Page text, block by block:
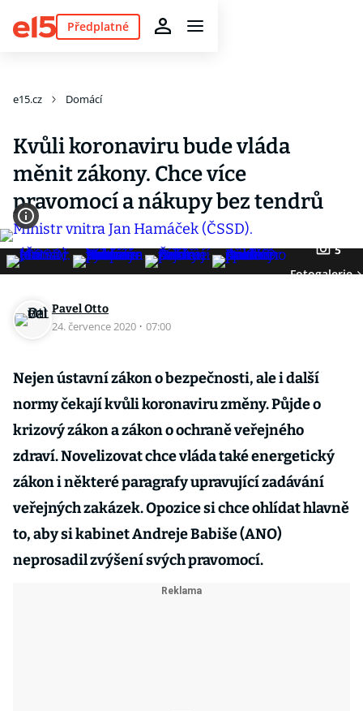
Předplatné
e15.cz Domácí
Kvůli koronaviru bude vláda
měnit zákony. Chce více
pravomocí a nákupy bez tendrů
5
Fotogalerie
Pavel Otto
24. července 2020 · 07:00
Nejen ústavní zákon o bezpečnosti, ale i další
normy čekají kvůli koronaviru změny. Půjde o
krizový zákon a zákon o ochraně veřejného
zdraví. Novelizovat chce vláda také energetický
zákon i některé paragrafy upravující zadávání
veřejných zakázek. Opozice si chce ohlídat hlavně
to, aby si kabinet Andreje Babiše (ANO)
neprosadil zvýšení svých pravomocí.